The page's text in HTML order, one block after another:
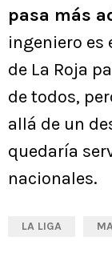
pasa más
ingeniero es
de La Roja
de todos,
allá de un
quedaría
nacionales.
LA LIGA